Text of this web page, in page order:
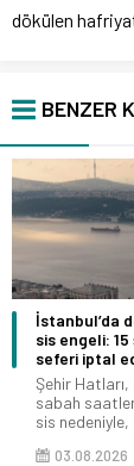
dökülen
BENZER
İstanbul’da
sis engeli:
seferi iptal
Şehir Hatları,
sabah
sis nedeniyle,
03.08.2026